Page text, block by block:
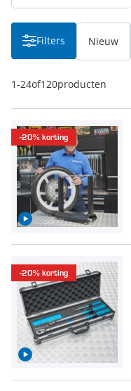
Filters Nieuw
1-24of120producten
-20% korting
-20% korting